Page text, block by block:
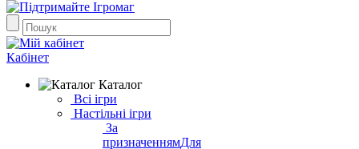
Кабінет
Каталог
Всі ігри
Настільні ігри
За
призначеннямДля